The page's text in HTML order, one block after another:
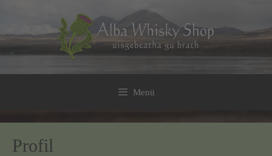
springen
Menü
Profil